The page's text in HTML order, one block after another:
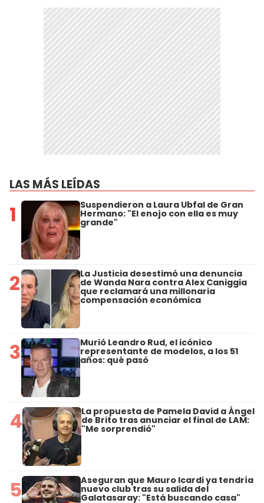
LAS MÁS LEÍDAS
1 Suspendieron a Laura Ubfal de Gran
Hermano: "El enojo con ella es muy
grande"
2 La Justicia desestimó una denuncia
de Wanda Nara contra Alex Caniggia
que reclamará una millonaria
compensación económica
3 Murió Leandro Rud, el icónico
representante de modelos, a los 51
años: qué pasó
4 La propuesta de Pamela David a Ángel
de Brito tras anunciar el final de LAM:
"Me sorprendió"
5 Aseguran que Mauro Icardi ya tendría
nuevo club tras su salida del
Galatasaray: "Está buscando casa"